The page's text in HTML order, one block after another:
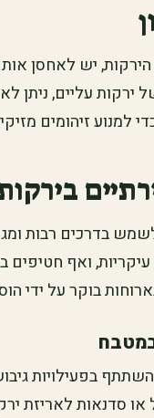
יש לאחסן
ירקות עליים,
למנוע זיהומים
בדרכים רבות
ואף חטיפים
בוקר על
בפעילויות
או סדנאות לאריזת